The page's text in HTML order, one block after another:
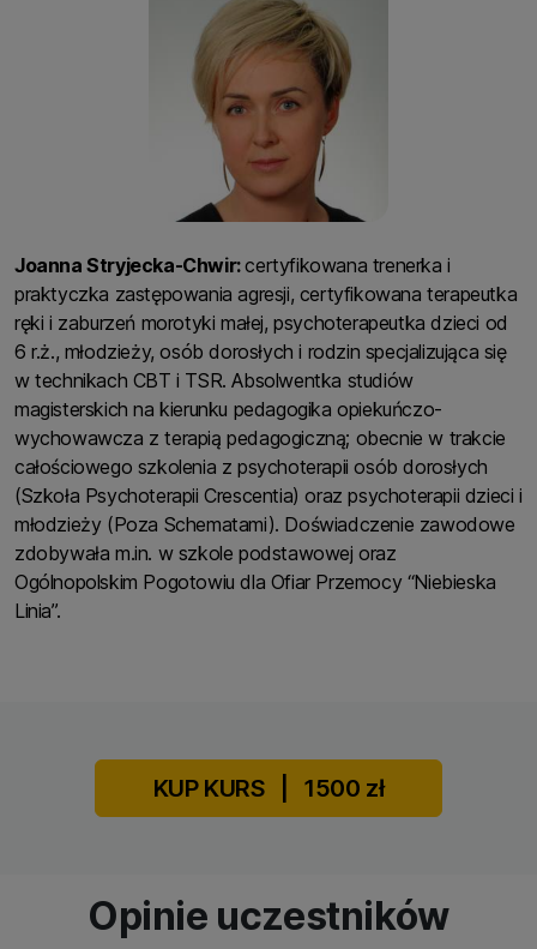
Joanna Stryjecka-Chwir:certyfikowana trenerka i
praktyczka zastępowania agresji, certyfikowana terapeutka
ręki i zaburzeń morotyki małej, psychoterapeutka dzieci od
6 r.ż., młodzieży, osób dorosłych i rodzin specjalizująca się
w technikach CBT i TSR. Absolwentka studiów
magisterskich na kierunku pedagogika opiekuńczo-
wychowawcza z terapią pedagogiczną; obecnie w trakcie
całościowego szkolenia z psychoterapii osób dorosłych
(Szkoła Psychoterapii Crescentia) oraz psychoterapii dzieci i
młodzieży (Poza Schematami). Doświadczenie zawodowe
zdobywała m.in. w szkole podstawowej oraz
Ogólnopolskim Pogotowiu dla Ofiar Przemocy “Niebieska
Linia”.
KUP KURS 1500 zł
Opinie uczestników